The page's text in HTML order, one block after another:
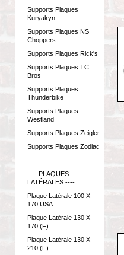
Supports Plaques
Kuryakyn
Supports Plaques NS
Choppers
Supports Plaques Rick's
Supports Plaques TC
Bros
Supports Plaques
Thunderbike
Supports Plaques
Westland
Supports Plaques Zeigler
Supports Plaques Zodiac
---- PLAQUES
LATÉRALES ----
Plaque Latérale 100 X
170 USA
Plaque Latérale 130 X
170 (F)
Plaque Latérale 130 X
210 (F)